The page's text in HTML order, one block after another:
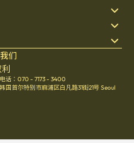
们
电话：070 - 7173 - 3400
韩国首尔特别市麻浦区白凡路31街21号 Seoul